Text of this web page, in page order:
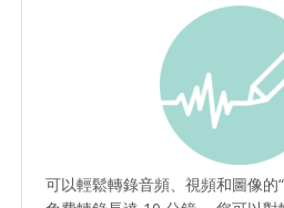
可以輕鬆轉錄音頻、視頻和圖像的